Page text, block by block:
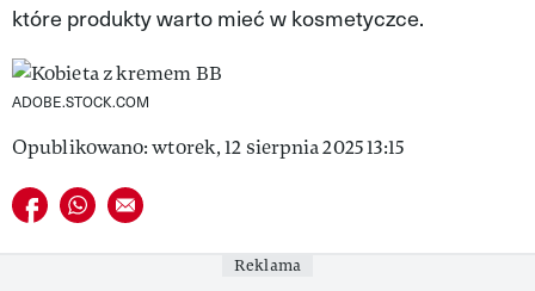
Nasze akcje
VIVA!ART
VIVA!MAN
które produkty warto mieć w kosmetyczce.
ADOBE.STOCK.COM
Opublikowano: wtorek, 12 sierpnia 2025 13:15
Udostępnij na facebook
Udostępnij na whatsapp
E-mail do przyjaciela
Reklama